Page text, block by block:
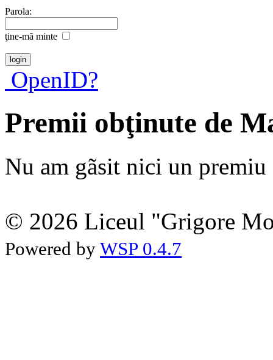
Parola:
ţine-mã minte
OpenID?
Premii obţinute de
Nu am gãsit nici un premiu
© 2026 Liceul "Grigore
Powered by WSP 0.4.7